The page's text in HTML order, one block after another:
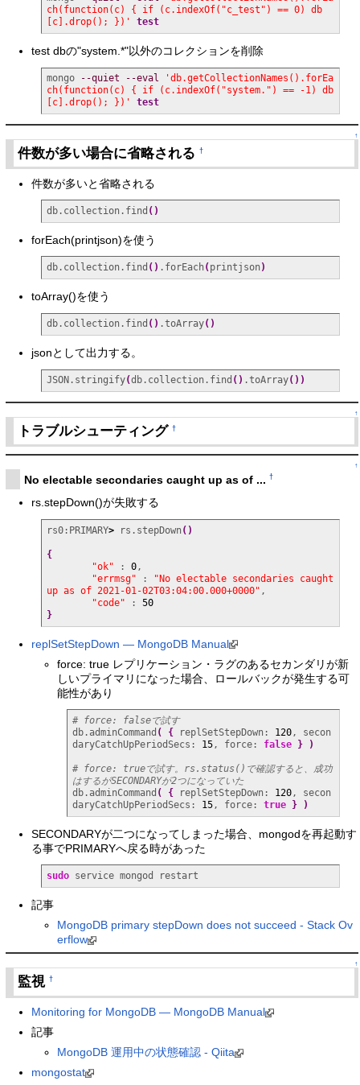
ch(function(c) { if (c.indexOf("c_test") == 0) db
[c].drop(); })'
test
test dbの"system.*"以外のコレクションを削除
mongo --quiet --eval
'db.getCollectionNames().forEa
ch(function(c) { if (c.indexOf("system.") == -1) db
[c].drop(); })'
test
↑
件数が多い場合に省略される†
件数が多いと省略される
db.collection.find ( )
forEach(printjson)を使う
db.collection.find ( ) .forEach( printjson)
toArray()を使う
db.collection.find ( ) .toArray( )
jsonとして出力する。
JSON.stringify(db.collection.find ( ) .toArray( ) )
↑
トラブルシューティング†
↑
No electable secondaries caught up as of ... †
rs.stepDown()が失敗する
rs0:PRIMARY> rs.stepDown( )
{
"ok" : 0,
"errmsg" :
"No electable secondaries caught
up as of 2021-01-02T03:04:00.000+0000" ,
"code" : 50
}
replSetStepDown — MongoDB Manual
force: true レプリケーション・ラグのあるセカンダリが新
しいプライマリになった場合、ロールバックが発生する可
能性があり
# force: falseで試す
db.adminCommand ( { replSetStepDown: 120, secon
daryCatchUpPeriodSecs: 15, force: false } )
# force: trueで試す。rs.status()で確認すると、成功
はするがSECONDARYが2つになっていた
db.adminCommand ( { replSetStepDown: 120, secon
daryCatchUpPeriodSecs: 15, force: true } )
SECONDARYが二つになってしまった場合、mongodを再起動す
る事でPRIMARYへ戻る時があった
sudo service mongod restart
記事
MongoDB primary stepDown does not succeed - Stack Ov
erflow
↑
監視†
Monitoring for MongoDB — MongoDB Manual
記事
MongoDB 運用中の状態確認 - Qiita
mongostat